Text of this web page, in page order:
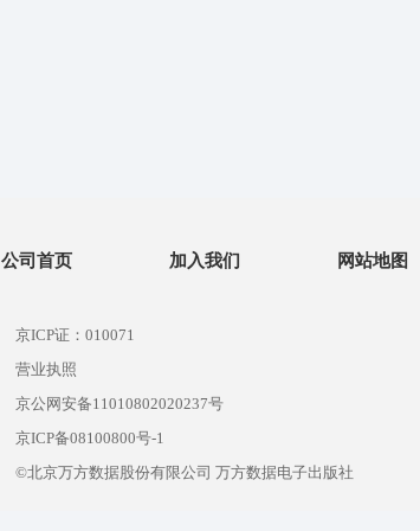
公司首页 加入我们 网站地图
京ICP证：010071
营业执照
京公网安备11010802020237号
京ICP备08100800号-1
©北京万方数据股份有限公司 万方数据电子出版社